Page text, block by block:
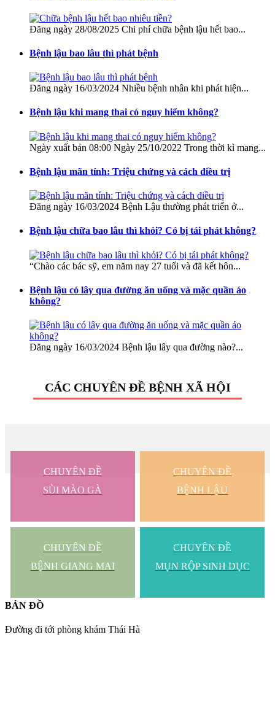
Đăng ngày 28/08/2025 Chi phí chữa bệnh lậu hết bao...
Bệnh lậu bao lâu thì phát bệnh
Đăng ngày 16/03/2024 Nhiều bệnh nhân khi phát hiện...
Bệnh lậu khi mang thai có nguy hiểm không?
Ngày xuất bản 08:00 Ngày 25/10/2022 Trong thời kì mang...
Bệnh lậu mãn tính: Triệu chứng và cách điều trị
Đăng ngày 16/03/2024 Bệnh Lậu thường phát triển ở...
Bệnh lậu chữa bao lâu thì khỏi? Có bị tái phát không?
“Chào các bác sỹ, em năm nay 27 tuổi và đã kết hôn...
Bệnh lậu có lây qua đường ăn uống và mặc quần áo
không?
Đăng ngày 16/03/2024 Bệnh lậu lây qua đường nào?...
CÁC CHUYÊN ĐỀ BỆNH XÃ HỘI
CHUYÊN ĐỀ
SÙI MÀO GÀ
CHUYÊN ĐỀ
BỆNH LẬU
CHUYÊN ĐỀ
BỆNH GIANG MAI
CHUYÊN ĐỀ
MỤN RỘP SINH DỤC
BẢN ĐỒ
Đường đi tới phòng khám Thái Hà